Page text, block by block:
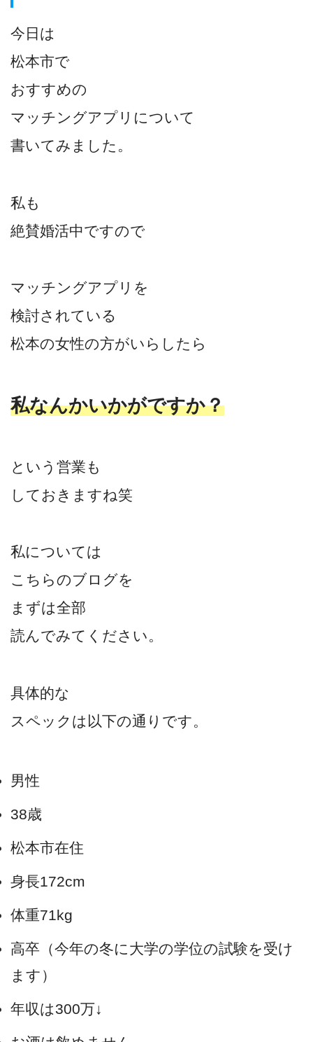
今日は
松本市で
おすすめの
マッチングアプリについて
書いてみました。
私も
絶賛婚活中ですので
マッチングアプリを
検討されている
松本の女性の方がいらしたら
私なんかいかがですか？
という営業も
しておきますね笑
私については
こちらのブログを
まずは全部
読んでみてください。
具体的な
スペックは以下の通りです。
男性
38歳
松本市在住
身長172cm
体重71kg
高卒（今年の冬に大学の学位の試験を受け
ます）
年収は300万↓